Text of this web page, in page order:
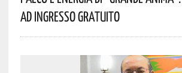
Ad Ingresso Gratuito